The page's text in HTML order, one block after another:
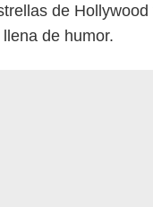
de Hollywood
de humor.